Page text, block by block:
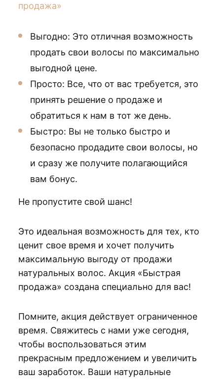
продажа»
Выгодно: Это отличная возможность
продать свои волосы по максимально
выгодной цене.
Просто: Все, что от вас требуется, это
принять решение о продаже и
обратиться к нам в тот же день.
Быстро: Вы не только быстро и
безопасно продадите свои волосы, но
и сразу же получите полагающийся
вам бонус.
Не пропустите свой шанс!
Это идеальная возможность для тех, кто
ценит свое время и хочет получить
максимальную выгоду от продажи
натуральных волос. Акция «Быстрая
продажа» создана специально для вас!
Помните, акция действует ограниченное
время. Свяжитесь с нами уже сегодня,
чтобы воспользоваться этим
прекрасным предложением и увеличить
ваш заработок. Ваши натуральные